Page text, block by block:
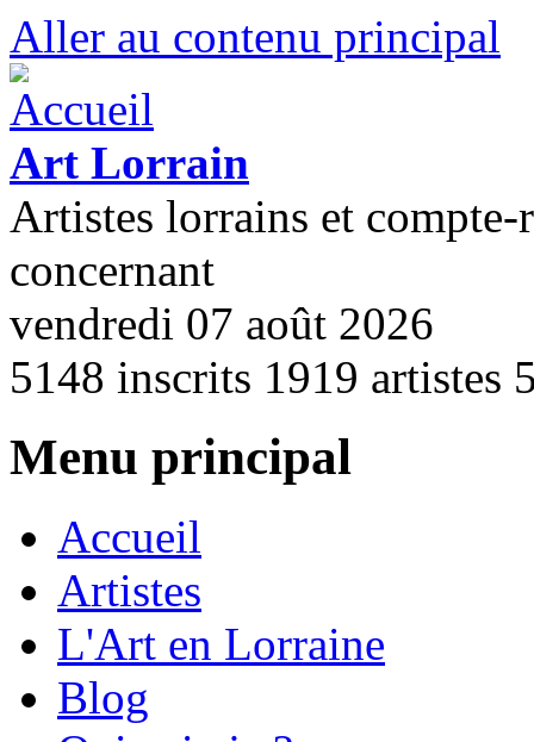
Aller au contenu principal
Art Lorrain
Artistes lorrains et compte-
concernant
vendredi 07 août 2026
5148 inscrits 1919 artistes
Menu principal
Accueil
Artistes
L'Art en Lorraine
Blog